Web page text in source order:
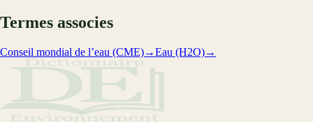
Termes associes
Conseil mondial de l’eau (CME)→Eau (H2O)→